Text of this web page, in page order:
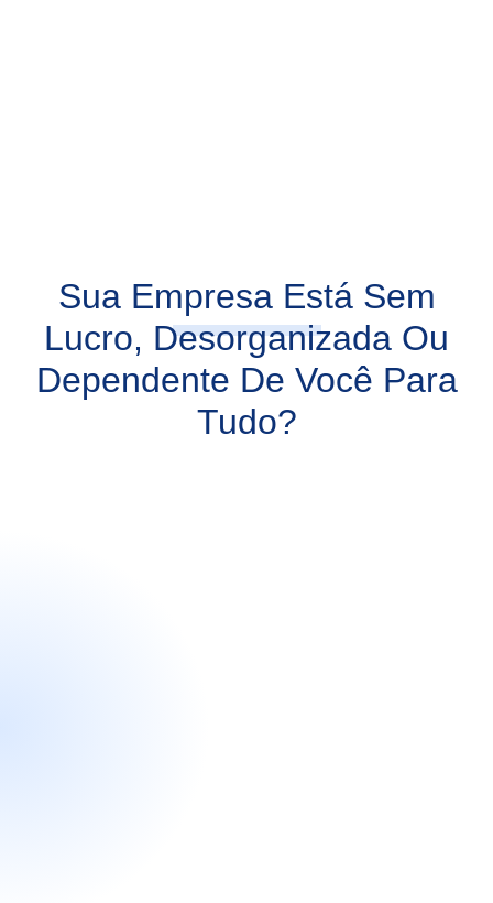
Sua Empresa Está Sem
Lucro, Desorganizada Ou
Dependente De Você Para
Tudo?